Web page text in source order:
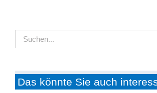
Suche
Das könnte Sie auch